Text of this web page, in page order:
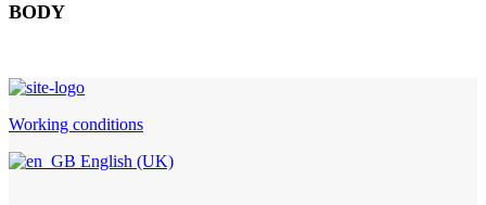
BODY
Working conditions
English (UK)